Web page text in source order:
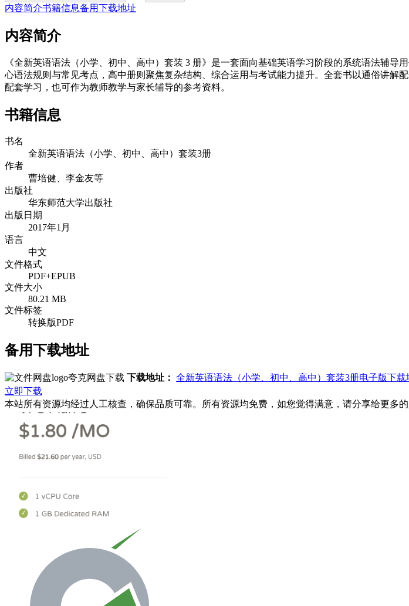
内容简介书籍信息备用下载地址
内容简介
《全新英语语法（小学、初中、高中）套装 3 册》是一套面向基础英语学习阶段的系统语法辅
心语法规则与常见考点，高中册则聚焦复杂结构、综合运用与考试能力提升。全套书以通俗讲
配套学习，也可作为教师教学与家长辅导的参考资料。
书籍信息
书名
全新英语语法（小学、初中、高中）套装3册
作者
曹培健、李金友等
出版社
华东师范大学出版社
出版日期
2017年1月
语言
中文
文件格式
PDF+EPUB
文件大小
80.21 MB
文件标签
转换版PDF
备用下载地址
夸克网盘下载 下载地址： 全新英语语法（小学、初中、高中）套装3册电子版下载
立即下载
本站所有资源均经过人工核查，确保品质可靠。所有资源均免费，如您觉得满意，请分享给更多